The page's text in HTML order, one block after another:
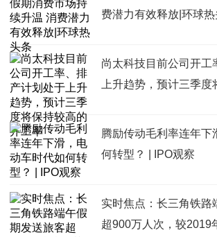
费潜力有效释放|环球热
尚太科技目前公司开工
上升趋势，预计三季
腾励传动毛利率连年下
何转型？ | IPO观察
实时焦点：长三角铁路
超900万人次，较2019